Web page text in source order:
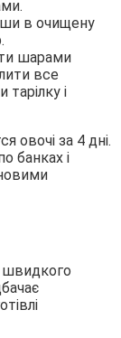
в очищену
шарами
все
і
овочі за 4 дні.
банках і
швидкого